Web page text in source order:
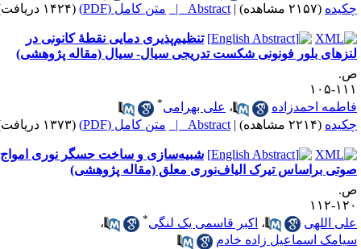
(۲۱۵۷ مشاهده) |
Abstract | متن کامل (PDF) (۱۴۲۴ دریافت)
تنظیم‌پذیری دمایی نقطۀ کانونی در
بلور فونونی شکست تدریجی سیال- سیال (مقاله پژوهشی)
۱۰۵
احمدزاده
،علی بهرامی
(۲۲۱۴ مشاهده) |
Abstract | متن کامل (PDF) (۱۳۷۳ دریافت)
شبیه‌سازی و ساخت حسگر نوری امواج
براساس تیرک الیاف‌نوری معلق (مقاله پژوهشی)
۱۱۲
اللهی
،اکبر قاسمی یک لنگی
،
اسماعیل زاده خادم